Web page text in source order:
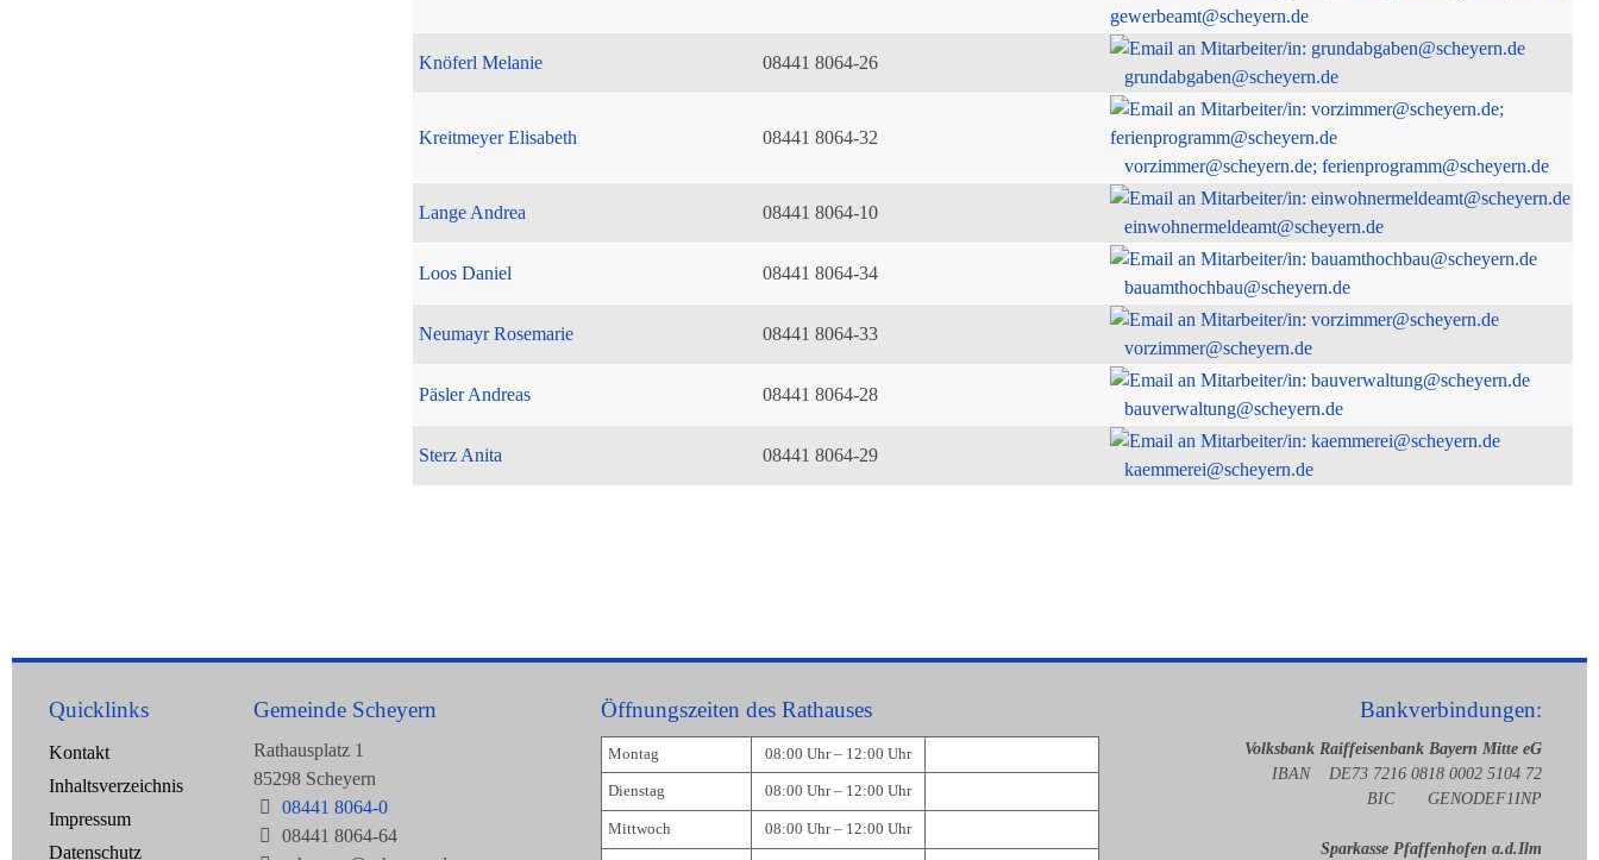
gewerbeamt@scheyern.de
Knöferl Melanie 08441 8064-26
grundabgaben@scheyern.de
Kreitmeyer Elisabeth
08441 8064-32
vorzimmer@scheyern.de; ferienprogramm@scheyern.de
Lange Andrea 08441 8064-10
einwohnermeldeamt@scheyern.de
Loos Daniel 08441 8064-34
bauamthochbau@scheyern.de
Neumayr Rosemarie 08441 8064-33
vorzimmer@scheyern.de
Päsler Andreas 08441 8064-28
bauverwaltung@scheyern.de
Sterz Anita 08441 8064-29
kaemmerei@scheyern.de
Quicklinks
Kontakt
Inhaltsverzeichnis
Impressum
Datenschutz
Gemeinde Scheyern
Rathausplatz 1
85298 Scheyern
08441 8064-0
08441 8064-64
Öffnungszeiten des Rathauses
Montag 08:00 Uhr – 12:00 Uhr
Dienstag 08:00 Uhr – 12:00 Uhr
Mittwoch 08:00 Uhr – 12:00 Uhr
Bankverbindungen:
Volksbank Raiffeisenbank Bayern Mitte eG
IBAN DE73 7216 0818 0002 5104 72
BIC GENODEF1INP
Sparkasse Pfaffenhofen a.d.Ilm